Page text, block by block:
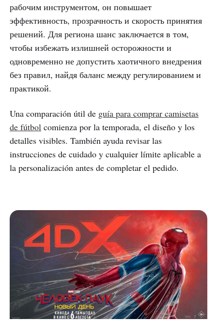
рабочим инструментом, он повышает
эффективность, прозрачность и скорость принятия
решений. Для региона шанс заключается в том,
чтобы избежать излишней осторожности и
одновременно не допустить хаотичного внедрения
без правил, найдя баланс между регулированием и
практикой.
Una comparación útil de guía para comprar camisetas
de fútbol comienza por la temporada, el diseño y los
detalles visibles. También ayuda revisar las
instrucciones de cuidado y cualquier límite aplicable a
la personalización antes de completar el pedido.